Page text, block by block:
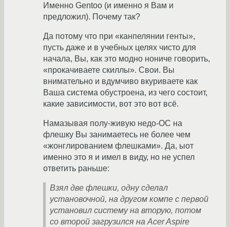
Именно Gentoo (и именно я Вам и
предложил). Почему так?
Да потому что при «канпелянии генты»,
пусть даже и в учебных целях чисто для
начала, Вы, как это модно нониче говорить,
«прокачиваете скиллы». Свои. Вы
внимательно и вдумчиво вкуриваете как
Ваша система обустроена, из чего состоит,
какие зависимости, вот это вот всё.
Намазывая полу-живую недо-ОС на
флешку Вы занимаетесь не более чем
«жонглированием флешками». Да, ыот
именно это я и имел в виду, но не успел
ответить раньше:
Взял две флешки, одну сделал
установочной, на другом компе с первой
установил систему на вторую, потом
со второй загрузился на Acer Aspire